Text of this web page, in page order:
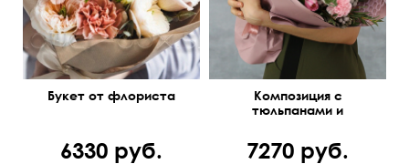
Букет от флориста
6330 руб.
Композиция с
тюльпанами и
7270 руб.